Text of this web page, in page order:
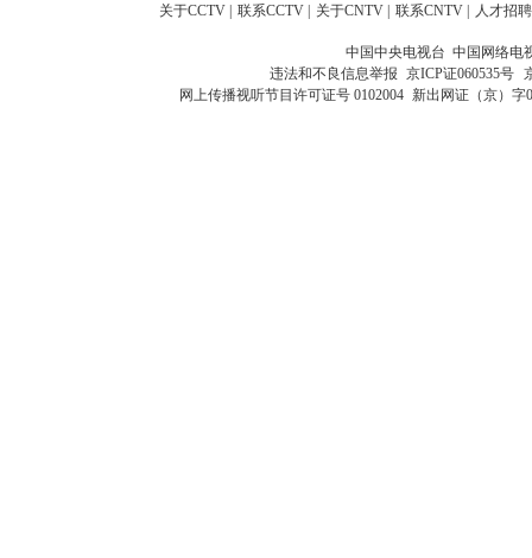
关于CCTV 联系CCTV 关于CNTV 联系CNTV 人才招聘
中国中央电视台 中国网络电
违法和不良信息举报 京ICP证060535号
网上传播视听节目许可证号 0102004 新出网证（京）